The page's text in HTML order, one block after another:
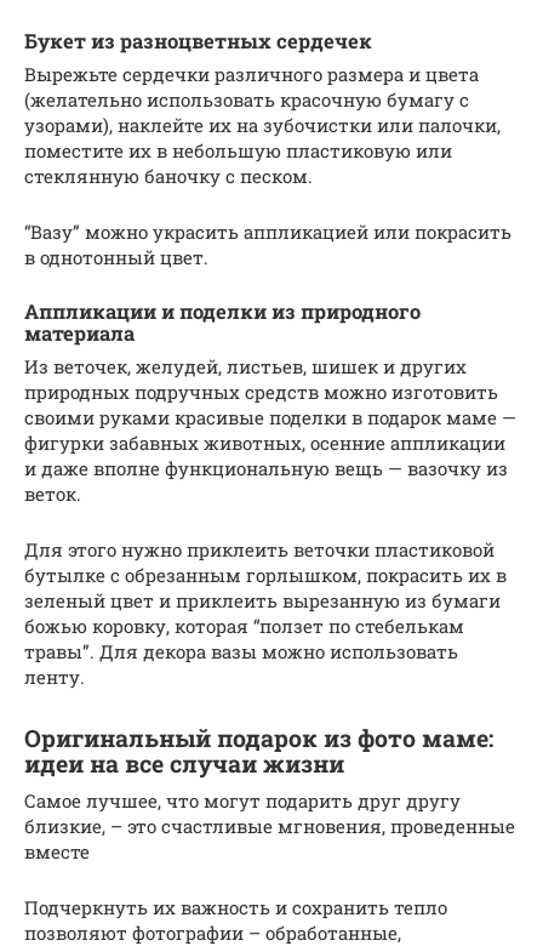
Букет из разноцветных сердечек
Вырежьте сердечки различного размера и цвета
(желательно использовать красочную бумагу с
узорами), наклейте их на зубочистки или палочки,
поместите их в небольшую пластиковую или
стеклянную баночку с песком.
“Вазу” можно украсить аппликацией или покрасить
в однотонный цвет.
Аппликации и поделки из природного
материала
Из веточек, желудей, листьев, шишек и других
природных подручных средств можно изготовить
своими руками красивые поделки в подарок маме —
фигурки забавных животных, осенние аппликации
и даже вполне функциональную вещь — вазочку из
веток.
Для этого нужно приклеить веточки пластиковой
бутылке с обрезанным горлышком, покрасить их в
зеленый цвет и приклеить вырезанную из бумаги
божью коровку, которая “ползет по стебелькам
травы”. Для декора вазы можно использовать
ленту.
Оригинальный подарок из фото маме:
идеи на все случаи жизни
Самое лучшее, что могут подарить друг другу
близкие, – это счастливые мгновения, проведенные
вместе
Подчеркнуть их важность и сохранить тепло
позволяют фотографии – обработанные,